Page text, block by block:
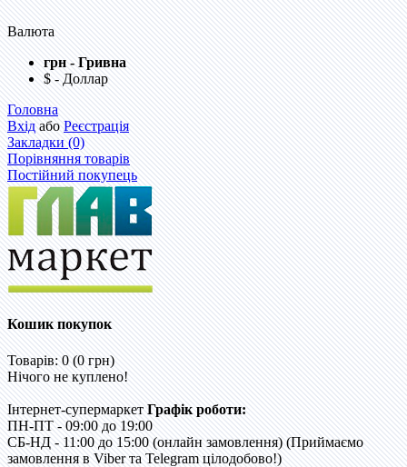
Валюта
грн - Гривна
$ - Доллар
Головна
ВхідабоРеєстрація
Закладки (0)
Порівняння товарів
Постійний покупець
Кошик покупок
Товарів: 0 (0 грн)
Нічого не куплено!
Інтернет-супермаркет Графік роботи:
ПН-ПТ - 09:00 до 19:00
CБ-НД - 11:00 до 15:00 (онлайн замовлення) (Приймаємо
замовлення в Viber та Telegram цілодобово!)